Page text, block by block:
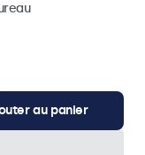
au panier